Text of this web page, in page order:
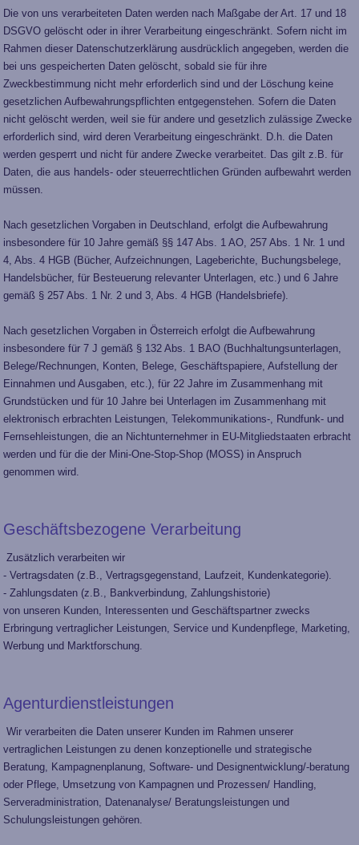
Die von uns verarbeiteten Daten werden nach Maßgabe der Art. 17 und 18
DSGVO gelöscht oder in ihrer Verarbeitung eingeschränkt. Sofern nicht im
Rahmen dieser Datenschutzerklärung ausdrücklich angegeben, werden die
bei uns gespeicherten Daten gelöscht, sobald sie für ihre
Zweckbestimmung nicht mehr erforderlich sind und der Löschung keine
gesetzlichen Aufbewahrungspflichten entgegenstehen. Sofern die Daten
nicht gelöscht werden, weil sie für andere und gesetzlich zulässige Zwecke
erforderlich sind, wird deren Verarbeitung eingeschränkt. D.h. die Daten
werden gesperrt und nicht für andere Zwecke verarbeitet. Das gilt z.B. für
Daten, die aus handels- oder steuerrechtlichen Gründen aufbewahrt werden
müssen.
Nach gesetzlichen Vorgaben in Deutschland, erfolgt die Aufbewahrung
insbesondere für 10 Jahre gemäß §§ 147 Abs. 1 AO, 257 Abs. 1 Nr. 1 und
4, Abs. 4 HGB (Bücher, Aufzeichnungen, Lageberichte, Buchungsbelege,
Handelsbücher, für Besteuerung relevanter Unterlagen, etc.) und 6 Jahre
gemäß § 257 Abs. 1 Nr. 2 und 3, Abs. 4 HGB (Handelsbriefe).
Nach gesetzlichen Vorgaben in Österreich erfolgt die Aufbewahrung
insbesondere für 7 J gemäß § 132 Abs. 1 BAO (Buchhaltungsunterlagen,
Belege/Rechnungen, Konten, Belege, Geschäftspapiere, Aufstellung der
Einnahmen und Ausgaben, etc.), für 22 Jahre im Zusammenhang mit
Grundstücken und für 10 Jahre bei Unterlagen im Zusammenhang mit
elektronisch erbrachten Leistungen, Telekommunikations-, Rundfunk- und
Fernsehleistungen, die an Nichtunternehmer in EU-Mitgliedstaaten erbracht
werden und für die der Mini-One-Stop-Shop (MOSS) in Anspruch
genommen wird.
Geschäftsbezogene Verarbeitung
Zusätzlich verarbeiten wir
- Vertragsdaten (z.B., Vertragsgegenstand, Laufzeit, Kundenkategorie).
- Zahlungsdaten (z.B., Bankverbindung, Zahlungshistorie)
von unseren Kunden, Interessenten und Geschäftspartner zwecks
Erbringung vertraglicher Leistungen, Service und Kundenpflege, Marketing,
Werbung und Marktforschung.
Agenturdienstleistungen
Wir verarbeiten die Daten unserer Kunden im Rahmen unserer
vertraglichen Leistungen zu denen konzeptionelle und strategische
Beratung, Kampagnenplanung, Software- und Designentwicklung/-beratung
oder Pflege, Umsetzung von Kampagnen und Prozessen/ Handling,
Serveradministration, Datenanalyse/ Beratungsleistungen und
Schulungsleistungen gehören.